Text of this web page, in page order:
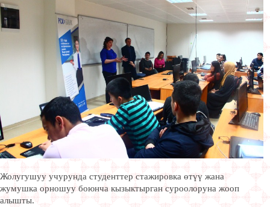
Жолугушуу учурунда студенттер стажировка өтүү жана
жумушка орношуу боюнча кызыктырган суроолоруна жооп
алышты.